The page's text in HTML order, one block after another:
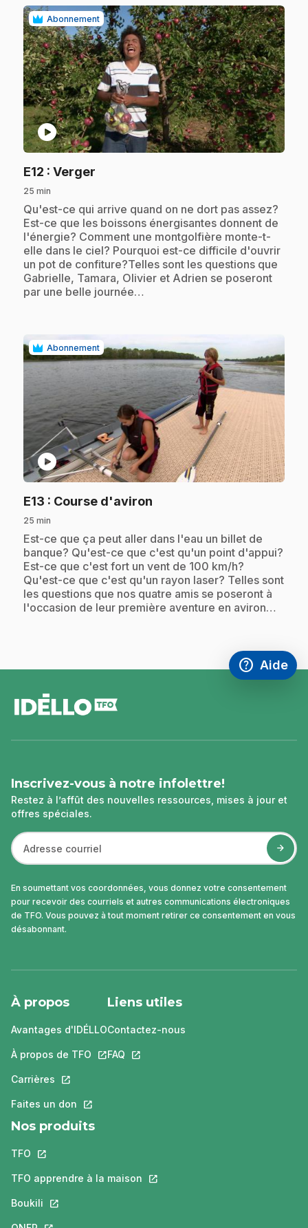
Abonnement
play_circle
E12 : Verger
25 min
.Qu'est-ce qui arrive quand on ne dort pas assez?
Est-ce que les boissons énergisantes donnent de
l'énergie? Comment une montgolfière monte-t-
elle dans le ciel? Pourquoi est-ce difficile d'ouvrir
un pot de confiture?Telles sont les questions que
Gabrielle, Tamara, Olivier et Adrien se poseront
par une belle journée…
Abonnement
play_circle
E13 : Course d'aviron
25 min
.Est-ce que ça peut aller dans l'eau un billet de
banque? Qu'est-ce que c'est qu'un point d'appui?
Est-ce que c'est fort un vent de 100 km/h?
Qu'est-ce que c'est qu'un rayon laser? Telles sont
les questions que nos quatre amis se poseront à
l'occasion de leur première aventure en aviron…
help
Accéder à
Aide
,Ce lien
de
page
Inscrivez-vous à notre infolettre!
Restez à l’affût des nouvelles ressources, mises à jour et
offres spéciales.
En soumettant vos coordonnées, vous donnez votre consentement
pour recevoir des courriels et autres communications électroniques
de TFO. Vous pouvez à tout moment retirer ce consentement en vous
désabonnant.
À propos
Avantages d'IDÉLLO
À propos de TFO Ce lien s'ouvrira dans un nouvel onglet.
Carrières Ce lien s'ouvrira dans un nouvel onglet.
Faites un don Ce lien s'ouvrira dans un nouvel onglet.
Liens utiles
Contactez-nous
FAQ Ce lien s'ouvrira dans un nouvel
Nos produits
TFO Ce lien s'ouvrira dans un nouvel onglet.
TFO apprendre à la maison Ce lien s'ouvrira dans un nouvel
Boukili Ce lien s'ouvrira dans un nouvel onglet.